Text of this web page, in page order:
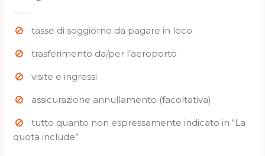
tasse di soggiorno da pagare in loco
trasferimento da/per l’aeroporto
visite e ingressi
assicurazione annullamento (facoltativa)
tutto quanto non espressamente indicato in “La
quota include”